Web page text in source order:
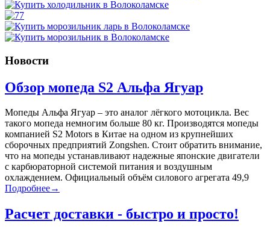
Новости
Обзор мопеда S2 Альфа Ягуар
Мопеды Альфа Ягуар – это аналог лёгкого мотоцикла. Вес
такого мопеда немногим больше 80 кг. Производятся мопеды
компанией S2 Motors в Китае на одном из крупнейших
сборочных предприятий Zongshen. Стоит обратить внимание,
что на мопеды устанавливают надежные японские двигатели
с карбюраторной системой питания и воздушным
охлаждением. Официальный объём силового агрегата 49,9
Подробнее→
Расчет доставки - быстро и просто!